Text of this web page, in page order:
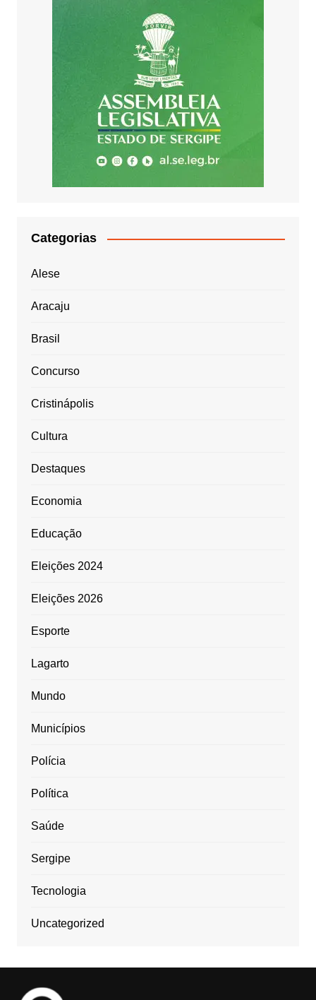
Categorias
Alese
Aracaju
Brasil
Concurso
Cristinápolis
Cultura
Destaques
Economia
Educação
Eleições 2024
Eleições 2026
Esporte
Lagarto
Mundo
Municípios
Polícia
Política
Saúde
Sergipe
Tecnologia
Uncategorized